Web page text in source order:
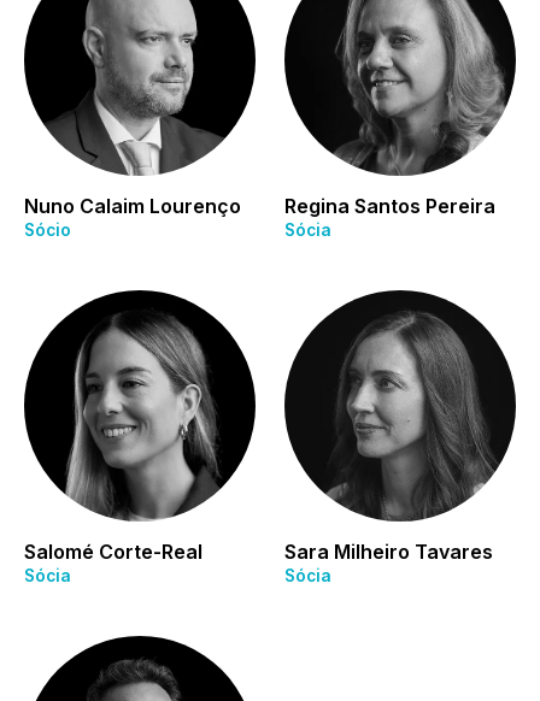
Nuno Calaim Lourenço
Sócio
Regina Santos Pereira
Sócia
Salomé Corte-Real
Sócia
Sara Milheiro Tavares
Sócia